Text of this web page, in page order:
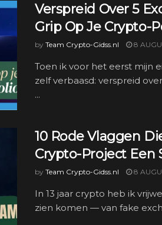
Verspreid Over 5
Grip Op Je Crypto-
by Team Crypto-Gidss.nl 8
Toen ik voor het eerst mijn
zelf verbaasd: verspreid
...
10 Rode Vlaggen
Crypto-Project Een
by Team Crypto-Gidss.nl 8
In 13 jaar crypto heb ik
zien komen — van fake